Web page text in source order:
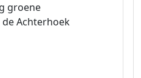
groene
Achterhoek